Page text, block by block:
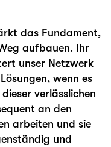
das Fundament,
aufbauen. Ihr
unser Netzwerk
wenn es
verlässlichen
an den
arbeiten und sie
und